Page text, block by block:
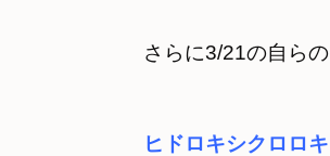
ヒドロキシクロロ